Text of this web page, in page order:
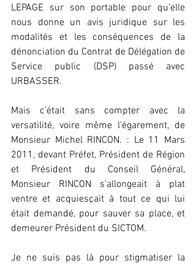
LEPAGE sur son portable pour qu’elle
nous donne un avis juridique sur les
modalités et les conséquences de la
dénonciation du Contrat de Délégation de
Service public (DSP) passé avec
URBASSER.
Mais c’était sans compter avec la
versatilité, voire même l’égarement, de
Monsieur Michel RINCON. : Le 11 Mars
2011, devant Préfet, Président de Région
et Président du Conseil Général,
Monsieur RINCON s’allongeait à plat
ventre et acquiesçait à tout ce qui lui
était demandé, pour sauver sa place, et
demeurer Président du SICTOM.
Je ne suis pas là pour stigmatiser la